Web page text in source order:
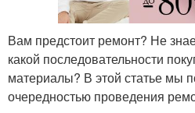
Вам предстоит ремонт? Не
какой последовательности
материалы? В этой статье мы
очередностью проведения